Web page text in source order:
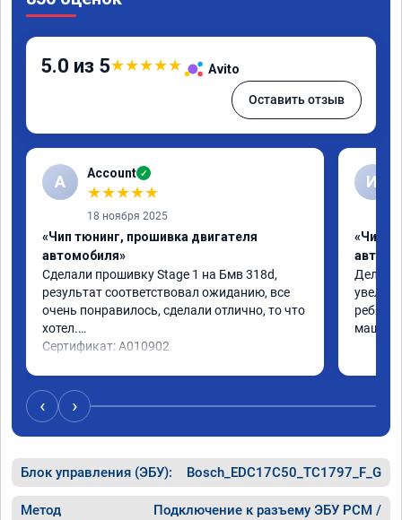
5.0 из 5★★★★★ Avito
Оставить отзыв
A Account ✓
★★★★★
18 ноября 2025
«Чип тюнинг, прошивка двигателя
автомобиля»
Сделали прошивку Stage 1 на Бмв 318d,
результат соответствовал ожиданию, все
очень понравилось, сделали отлично, то что
хотел.
Сертификат: A010902
И
«Чип
Делали
ребята
машина
‹ ›
Блок управления (ЭБУ): Bosch_EDC17C50_TC1797_F_G
Метод
Подключение к разъему ЭБУ PCM /